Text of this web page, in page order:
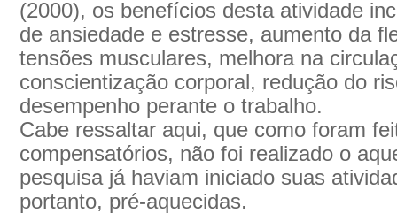
(2000), os benefícios desta atividade
de ansiedade e estresse, aumento da
tensões musculares, melhora na
conscientização corporal, redução do
desempenho perante o trabalho.
Cabe ressaltar aqui, que como foram
compensatórios, não foi realizado o
pesquisa já haviam iniciado suas
portanto, pré-aquecidas.